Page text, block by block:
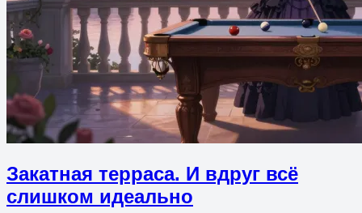
Закатная терраса. И вдруг всё
слишком идеально